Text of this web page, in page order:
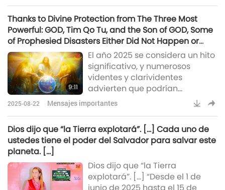
Thanks to Divine Protection from The Three Most
Powerful: GOD, Tim Qo Tu, and the Son of GOD, Some
of Prophesied Disasters Either Did Not Happen or
Were Minimized in Scale
9:11
El año 2025 se considera un hito
significativo, y numerosos
videntes y clarividentes
advierten que podrían
producirse catástrofes
devastadoras que acarrearían
graves consecuencias para
nuestro mundo. ¡Gripe aviar,
epidemia, virus, terremoto,
Protección Divina de Los Tres
Más Poderosos: DIOS, Tim Qo Tu
2025-08-22 Mensajes importantes
Dios dijo que “la Tierra explotará”. [...] Cada uno de
ustedes tiene el poder del Salvador para salvar este
planeta. [...]
Dios dijo que “la Tierra
explotará”. [...] “Desde el 1 de